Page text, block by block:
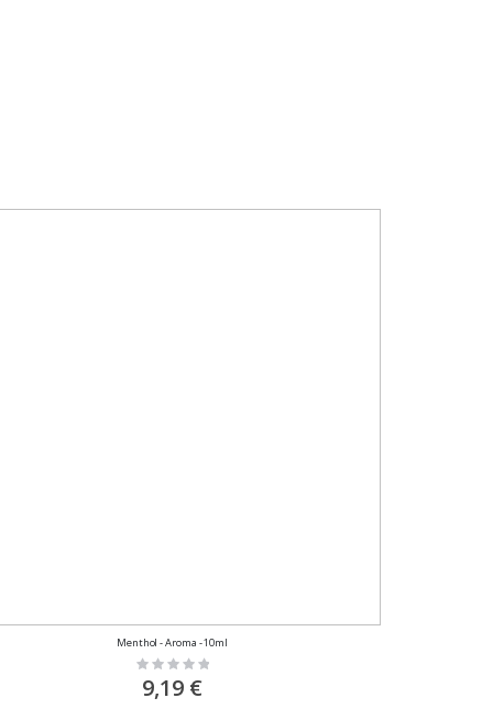
Menthol - Aroma - 10ml
Rating:
0%
9,19 €